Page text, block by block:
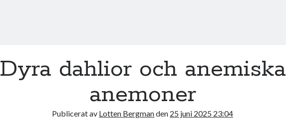
Dyra dahlior och anemiska
anemoner
Publicerat av Lotten Bergmanden 25 juni 2025 23:04